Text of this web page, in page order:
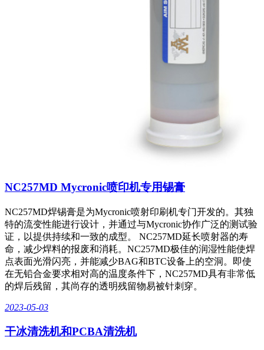
NC257MD Mycronic喷印机专用锡膏
NC257MD焊锡膏是为Mycronic喷射印刷机专门开发的。其独
特的流变性能进行设计，并通过与Mycronic协作广泛的测试验
证，以提供持续和一致的成型。 NC257MD延长喷射器的寿
命，减少焊料的报废和消耗。NC257MD极佳的润湿性能使焊
点表面光滑闪亮，并能减少BAG和BTC设备上的空洞。即使
在无铅合金要求相对高的温度条件下，NC257MD具有非常低
的焊后残留，其尚存的透明残留物易被针刺穿。
2023-05-03
干冰清洗机和PCBA清洗机